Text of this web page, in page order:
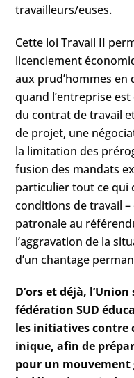
travailleurs/euses.
Cette loi Travail II
licenciement
aux prud’hommes
quand l’entreprise
du contrat de travail
de projet, une
la limitation des
fusion des mandats
particulier tout ce qui
conditions de travail
patronale au
l’aggravation de la
d’un chantage
D’ors et déjà,
fédération SUD
les initiatives contre
inique, afin de
pour un mouvement